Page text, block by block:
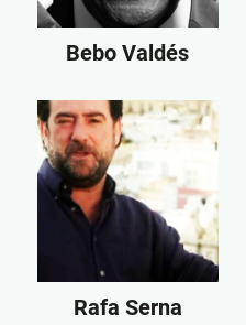
Bebo Valdés
Rafa Serna